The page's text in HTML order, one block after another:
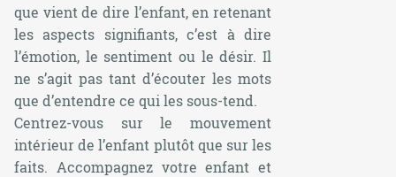
que vient de dire l’enfant, en retenant
les aspects signifiants, c’est à dire
l’émotion, le sentiment ou le désir. Il
ne s’agit pas tant d’écouter les mots
que d’entendre ce qui les sous-tend.
Centrez-vous sur le mouvement
intérieur de l’enfant plutôt que sur les
faits. Accompagnez votre enfant et